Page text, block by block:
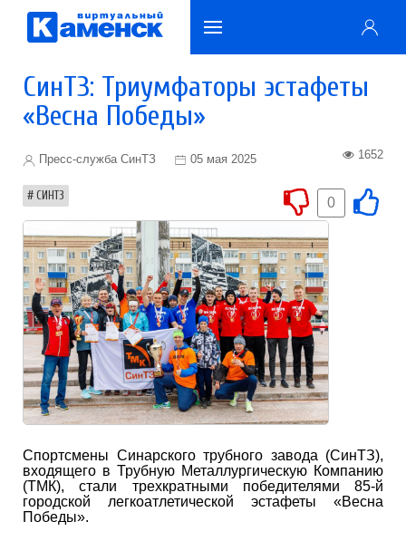
СинТЗ: Триумфаторы эстафеты
«Весна Победы»
Пресс-служба СинТЗ 05 мая 2025 1652
СИНТЗ 0
Спортсмены Синарского трубного завода (СинТЗ),
входящего в Трубную Металлургическую Компанию
(ТМК), стали трехкратными победителями 85-й
городской легкоатлетической эстафеты «Весна
Победы».